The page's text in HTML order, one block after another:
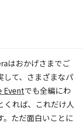
はおかげさまでご
して、さまざまなパ
Eventでも全編にわ
くれば、これだけ人
。ただ面白いことに